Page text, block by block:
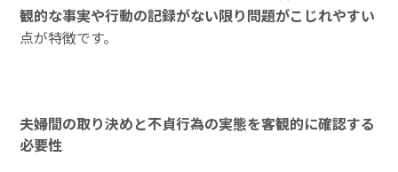
観的な事実や行動の記録がない限り問題がこじれやすい
点が特徴です。
夫婦間の取り決めと不貞行為の実態を客観的に確認する
必要性